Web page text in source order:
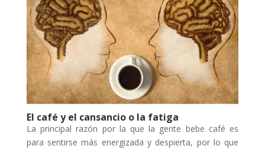
El café y el cansancio o la fatiga
La principal razón por la que la gente bebe café es
para sentirse más energizada y despierta, por lo que